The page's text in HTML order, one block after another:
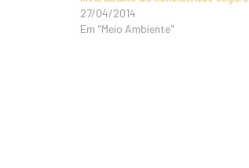
27/04/2014
Em "Meio Ambiente"